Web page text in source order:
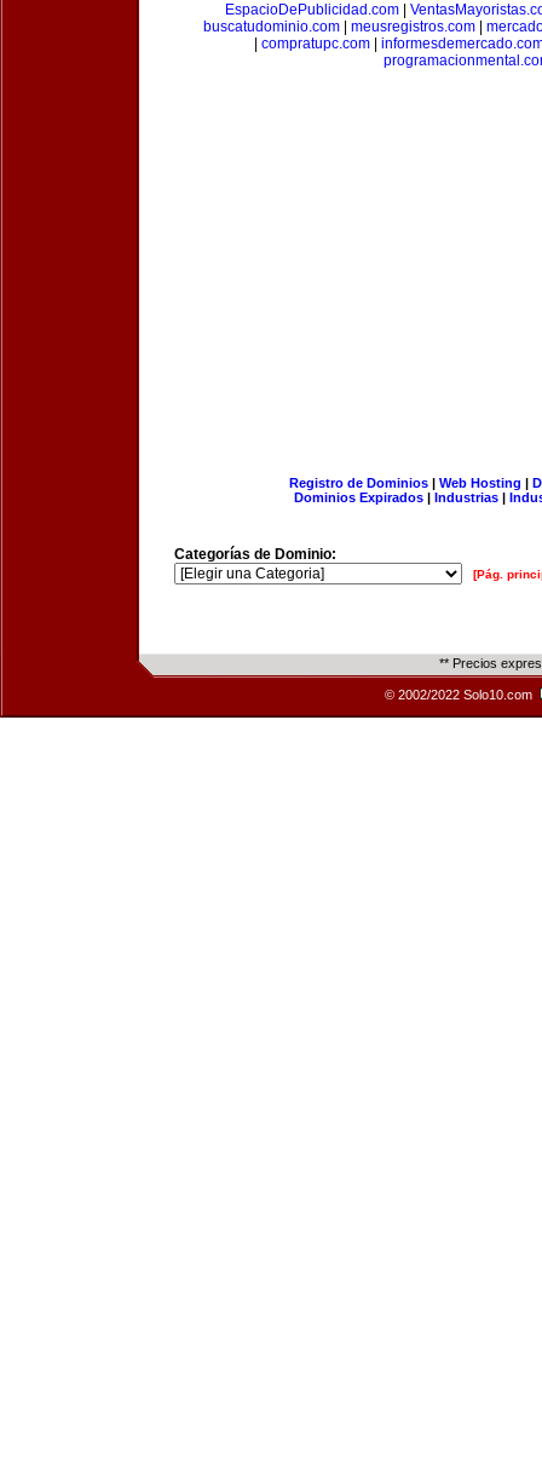
EspacioDePublicidad.com
buscatudominio.com
meusregistros.com
compratupc.com
Registro de Dominios| Web Hosting |
Dominios Expirados | Industrias |
Categorías de Dominio:
[Pág.
** Precios
© 2002/2022 Solo10.com